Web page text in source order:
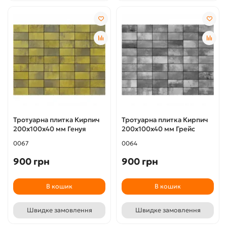
Тротуарна плитка Кирпич
200х100х40 мм Генуя
0067
900 грн
В кошик
Швидке замовлення
Тротуарна плитка Кирпич
200х100х40 мм Грейс
0064
900 грн
В кошик
Швидке замовлення